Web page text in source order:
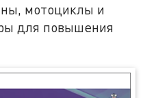
мотоциклы и
для повышения